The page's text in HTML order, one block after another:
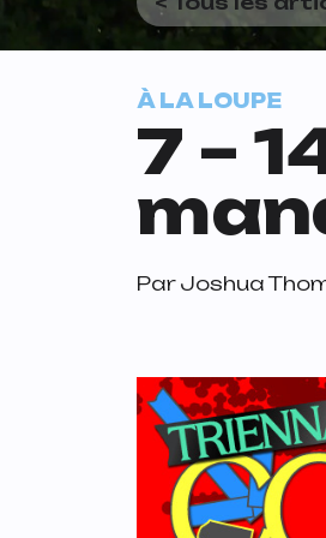
À LA LOUPE
7 –
Par Joshua